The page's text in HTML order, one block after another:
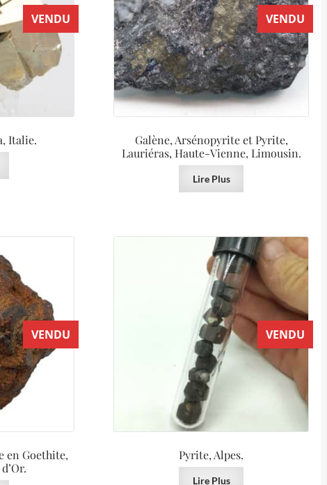
VENDU
Italie.
VENDU
Galène, Arsénopyrite et Pyrite,
Lauriéras, Haute-Vienne, Limousin.
Lire Plus
VENDU
en Goethite,
VENDU
Pyrite, Alpes.
Lire Plus